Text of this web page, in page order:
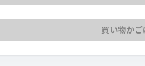
買い物か